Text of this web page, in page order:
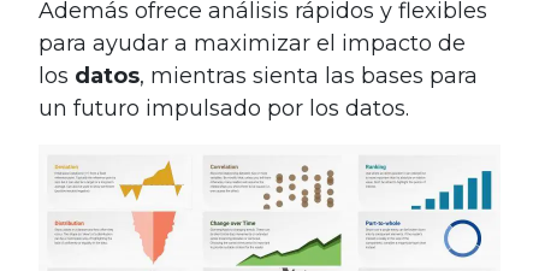
Además ofrece análisis rápidos y flexibles
para ayudar a maximizar el impacto de
los datos, mientras sienta las bases para
un futuro impulsado por los datos.